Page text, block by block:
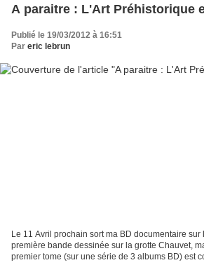
A paraitre : L'Art Préhistorique
Publié le 19/03/2012 à 16:51
Par eric lebrun
Le 11 Avril prochain sort ma BD documentaire sur
première bande dessinée sur la grotte Chauvet,
premier tome (sur une série de 3 albums BD) est